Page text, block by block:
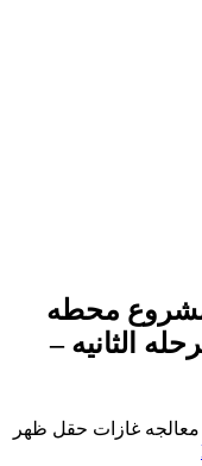
محطه
الثانيه –
معالجه غازات حقل ظهر